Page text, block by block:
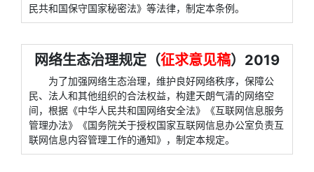
民共和国保守国家秘密法》等法律，制定本条例。
网络生态治理规定（征求意见稿）2019
为了加强网络生态治理，维护良好网络秩序，保障公
民、法人和其他组织的合法权益，构建天朗气清的网络空
间，根据《中华人民共和国网络安全法》《互联网信息服务
管理办法》《国务院关于授权国家互联网信息办公室负责互
联网信息内容管理工作的通知》，制定本规定。